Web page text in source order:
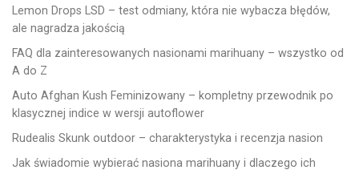
Lemon Drops LSD – test odmiany, która nie wybacza błędów,
ale nagradza jakością
FAQ dla zainteresowanych nasionami marihuany – wszystko od
A do Z
Auto Afghan Kush Feminizowany – kompletny przewodnik po
klasycznej indice w wersji autoflower
Rudealis Skunk outdoor – charakterystyka i recenzja nasion
Jak świadomie wybierać nasiona marihuany i dlaczego ich